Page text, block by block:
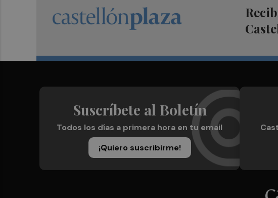
Suscríbete al Boletín
Todos los días a primera hora en tu email
¡Quiero suscribirme!